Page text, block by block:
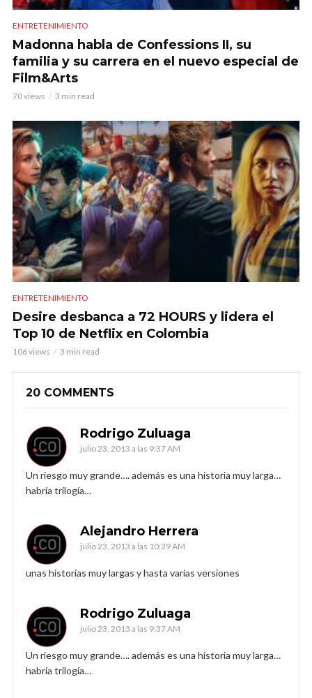
ENTRETENIMIENTO
Madonna habla de Confessions II, su
familia y su carrera en el nuevo especial de
Film&Arts
70 views 3 min read
ENTRETENIMIENTO
Desire desbanca a 72 HOURS y lidera el
Top 10 de Netflix en Colombia
106 views 3 min read
20 COMMENTS
Rodrigo Zuluaga
julio 23, 2013 a las 9:37 AM
Un riesgo muy grande…. además es una historia muy larga…
habría trilogía…
Alejandro Herrera
julio 23, 2013 a las 10:39 AM
unas historias muy largas y hasta varias versiones
Rodrigo Zuluaga
julio 23, 2013 a las 9:37 AM
Un riesgo muy grande…. además es una historia muy larga…
habría trilogía…